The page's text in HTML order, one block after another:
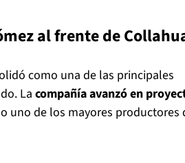
al frente de
como una de las principales
La compañía avanzó en
uno de los mayores productores